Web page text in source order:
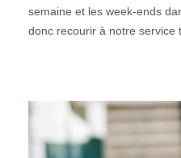
semaine et les week-ends
donc recourir à notre service